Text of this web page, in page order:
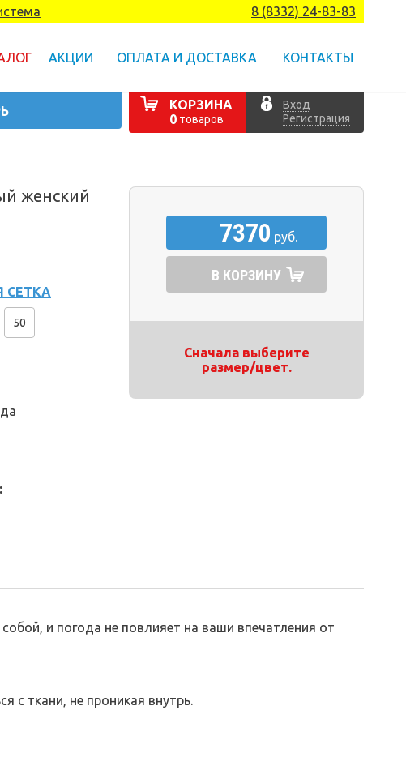
8 (8332) 24-83-83
АКЦИИ ОПЛАТА И ДОСТАВКА КОНТАКТЫ
КОРЗИНА
0 товаров
Вход
Регистрация
женский
СЕТКА
50
7370 руб.
В КОРЗИНУ
Сначала выберите
размер/цвет.
и погода не повлияет на ваши впечатления от
с ткани, не проникая внутрь.